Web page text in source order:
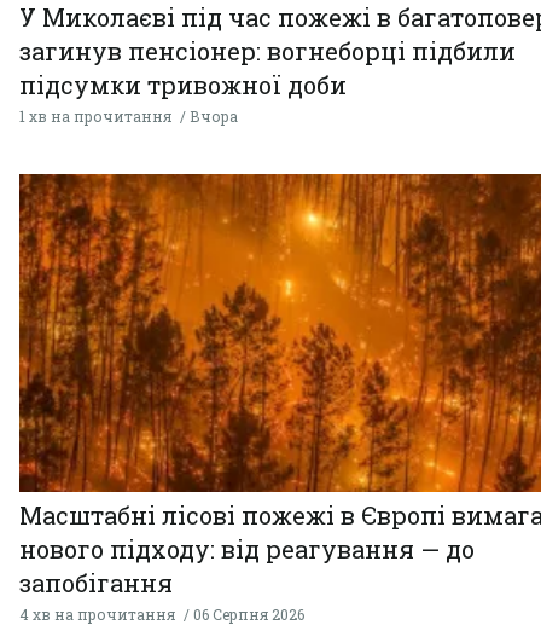
У Миколаєві під час пожежі в
загинув пенсіонер: вогнеборці підбили
підсумки тривожної доби
1 хв на прочитання Вчора
Масштабні лісові пожежі в Європі
нового підходу: від реагування — до
запобігання
4 хв на прочитання 06 Серпня 2026